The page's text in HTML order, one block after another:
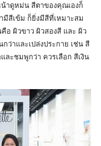
าดูหม่น สีตาของคุณเองก็
มีสีเข้ม ก็ยิ่งมีสีที่เหมาะสม
อ ผิวขาว ผิวสองสี และ ผิว
ว่าและเปล่งประกาย เช่น สี
ละชมพูกว่า ควรเลือก สีเงิน